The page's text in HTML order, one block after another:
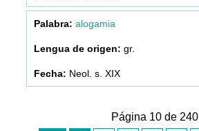
alogamia
gr.
Neol. s. XIX
Página 10 de 240